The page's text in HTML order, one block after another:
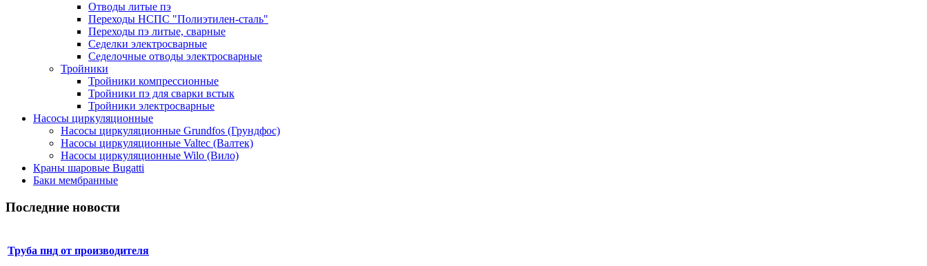
Отводы литые пэ
Переходы НСПС "Полиэтилен-сталь"
Переходы пэ литые, сварные
Седелки электросварные
Седелочные отводы электросварные
Тройники
Тройники компрессионные
Тройники пэ для сварки встык
Тройники электросварные
Насосы циркуляционные
Насосы циркуляционные Grundfos (Грундфос)
Насосы циркуляционные Valtec (Валтек)
Насосы циркуляционные Wilo (Вило)
Краны шаровые Bugatti
Баки мембранные
Последние новости
Труба пнд от производителя